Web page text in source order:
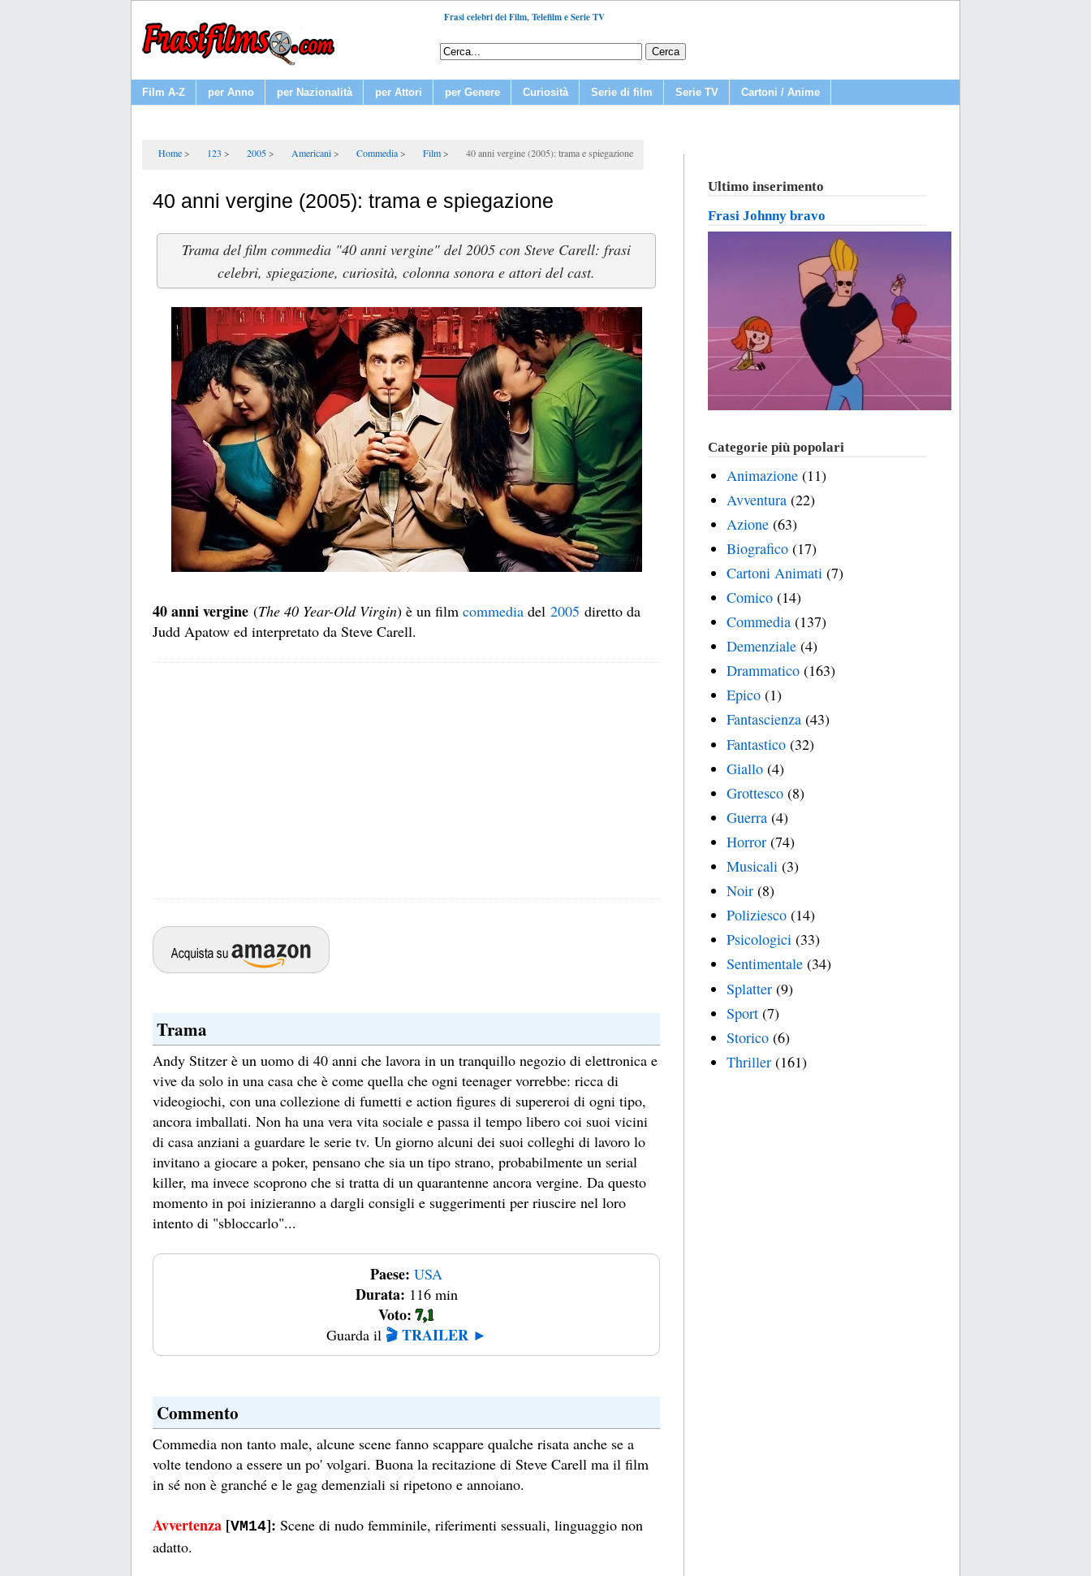
Frasi celebri dei Film, Telefilm e Serie TV
Film A-Z per Anno per Nazionalità per Attori per Genere Curiosità Serie di film Serie TV Cartoni / Anime
Home 123 2005 Americani Commedia Film 40 anni vergine (2005): trama e spiegazione
40 anni vergine (2005): trama e spiegazione
Trama del film commedia "40 anni vergine" del 2005 con Steve Carell: frasi
celebri, spiegazione, curiosità, colonna sonora e attori del cast.
40 anni vergine (The 40 Year-Old Virgin) è un film commedia del 2005 diretto da
Judd Apatow ed interpretato da Steve Carell.
Trama
Andy Stitzer è un uomo di 40 anni che lavora in un tranquillo negozio di elettronica e
vive da solo in una casa che è come quella che ogni teenager vorrebbe: ricca di
videogiochi, con una collezione di fumetti e action figures di supereroi di ogni tipo,
ancora imballati. Non ha una vera vita sociale e passa il tempo libero coi suoi vicini
di casa anziani a guardare le serie tv. Un giorno alcuni dei suoi colleghi di lavoro lo
invitano a giocare a poker, pensano che sia un tipo strano, probabilmente un serial
killer, ma invece scoprono che si tratta di un quarantenne ancora vergine. Da questo
momento in poi inizieranno a dargli consigli e suggerimenti per riuscire nel loro
intento di "sbloccarlo"...
Paese: USA
Durata: 116 min
Voto: 7,1
Guarda il 🎬 TRAILER ►
Commento
Commedia non tanto male, alcune scene fanno scappare qualche risata anche se a
volte tendono a essere un po' volgari. Buona la recitazione di Steve Carell ma il film
in sé non è granché e le gag demenziali si ripetono e annoiano.
Avvertenza [VM14]: Scene di nudo femminile, riferimenti sessuali, linguaggio non
adatto.
Ultimo inserimento
Frasi Johnny bravo
Categorie più popolari
Animazione (11)
Avventura (22)
Azione (63)
Biografico (17)
Cartoni Animati (7)
Comico (14)
Commedia (137)
Demenziale (4)
Drammatico (163)
Epico (1)
Fantascienza (43)
Fantastico (32)
Giallo (4)
Grottesco (8)
Guerra (4)
Horror (74)
Musicali (3)
Noir (8)
Poliziesco (14)
Psicologici (33)
Sentimentale (34)
Splatter (9)
Sport (7)
Storico (6)
Thriller (161)